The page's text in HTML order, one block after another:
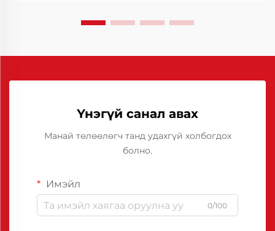
Үнэгүй санал авах
Манай төлөөлөгч танд удахгүй холбогдох
болно.
Имэйл
0/100